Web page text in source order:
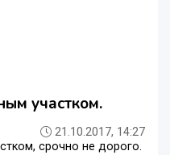
участком.
21.10.2017, 14:27
срочно не дорого.